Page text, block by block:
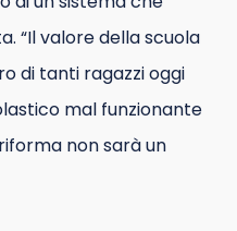
“Il valore della scuola
di tanti ragazzi oggi
mal funzionante
non sarà un